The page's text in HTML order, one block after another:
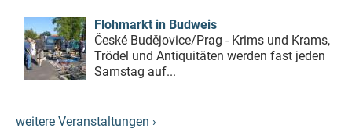
Flohmarkt in Budweis
České Budějovice/Prag - Krims und Krams,
Trödel und Antiquitäten werden fast jeden
Samstag auf...
weitere Veranstaltungen ›